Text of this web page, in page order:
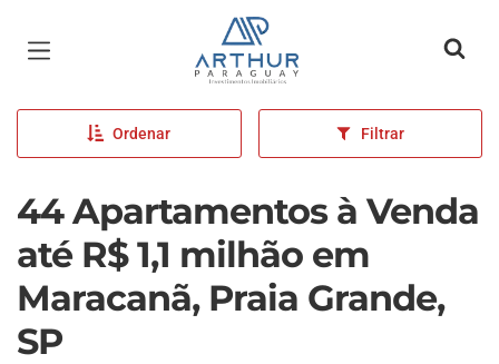
Página inicial
Ordenar Filtrar
44 Apartamentos à Venda
até R$ 1,1 milhão em
Maracanã, Praia Grande,
SP